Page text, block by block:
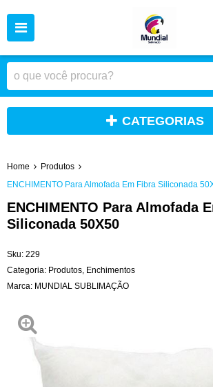
CATEGORIAS
Home
Produtos
ENCHIMENTO Para Almofada Em Fibra Siliconada
ENCHIMENTO Para Almofada
Siliconada 50X50
Sku: 229
Categoria: Produtos Enchimentos
Marca: MUNDIAL SUBLIMAÇÃO